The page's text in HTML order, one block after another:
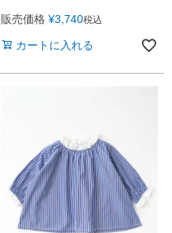
販売価格 ¥3,740税込
カートに入れる